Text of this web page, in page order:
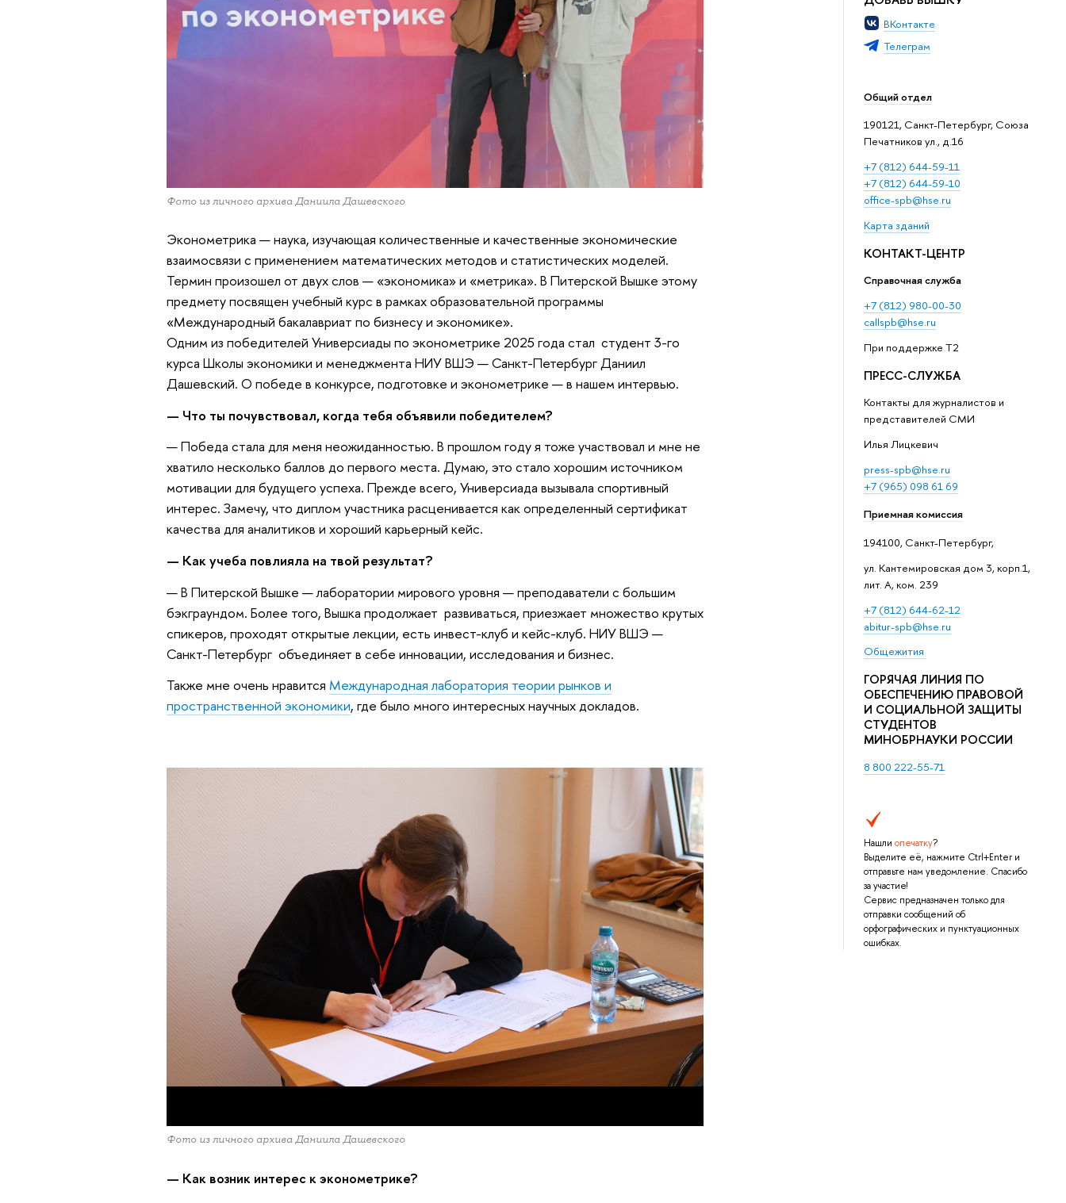
ВКонтакте
Телеграм
Общий отдел
190121, Санкт-Петербург, Союза
Печатников ул., д.16
+7 (812) 644-59-11
+7 (812) 644-59-10
office-spb@hse.ru
Карта зданий
КОНТАКТ-ЦЕНТР
Справочная служба
+7 (812) 980-00-30
callspb@hse.ru
При поддержке T2
ПРЕСС-СЛУЖБА
Контакты для журналистов и
представителей СМИ
Илья Лицкевич
press-spb@hse.ru
+7 (965) 098 61 69
Приемная комиссия
194100, Санкт-Петербург,
ул. Кантемировская дом 3, корп.1,
лит. А, ком. 239
+7 (812) 644-62-12
abitur-spb@hse.ru
Общежития
ГОРЯЧАЯ ЛИНИЯ ПО
ОБЕСПЕЧЕНИЮ ПРАВОВОЙ
И СОЦИАЛЬНОЙ ЗАЩИТЫ
СТУДЕНТОВ
МИНОБРНАУКИ РОССИИ
8 800 222-55-71
Нашли опечатку?
Выделите её, нажмите Ctrl+Enter и
отправьте нам уведомление. Спасибо
за участие!
Сервис предназначен только для
отправки сообщений об
орфографических и пунктуационных
ошибках.
Фото из личного архива Даниила Дашевского
Эконометрика — наука, изучающая количественные и качественные экономические
взаимосвязи с применением математических методов и статистических моделей.
Термин произошел от двух слов — «экономика» и «метрика». В Питерской Вышке этому
предмету посвящен учебный курс в рамках образовательной программы
«Международный бакалавриат по бизнесу и экономике».
Одним из победителей Универсиады по эконометрике 2025 года стал студент 3-го
курса Школы экономики и менеджмента НИУ ВШЭ — Санкт-Петербург Даниил
Дашевский. О победе в конкурсе, подготовке и эконометрике — в нашем интервью.
— Что ты почувствовал, когда тебя объявили победителем?
— Победа стала для меня неожиданностью. В прошлом году я тоже участвовал и мне не
хватило несколько баллов до первого места. Думаю, это стало хорошим источником
мотивации для будущего успеха. Прежде всего, Универсиада вызывала спортивный
интерес. Замечу, что диплом участника расценивается как определенный сертификат
качества для аналитиков и хороший карьерный кейс.
— Как учеба повлияла на твой результат?
— В Питерской Вышке — лаборатории мирового уровня — преподаватели с большим
бэкграундом. Более того, Вышка продолжает развиваться, приезжает множество крутых
спикеров, проходят открытые лекции, есть инвест-клуб и кейс-клуб. НИУ ВШЭ —
Санкт-Петербург объединяет в себе инновации, исследования и бизнес.
Также мне очень нравится Международная лаборатория теории рынков и
пространственной экономики, где было много интересных научных докладов.
Фото из личного архива Даниила Дашевского
— Как возник интерес к эконометрике?